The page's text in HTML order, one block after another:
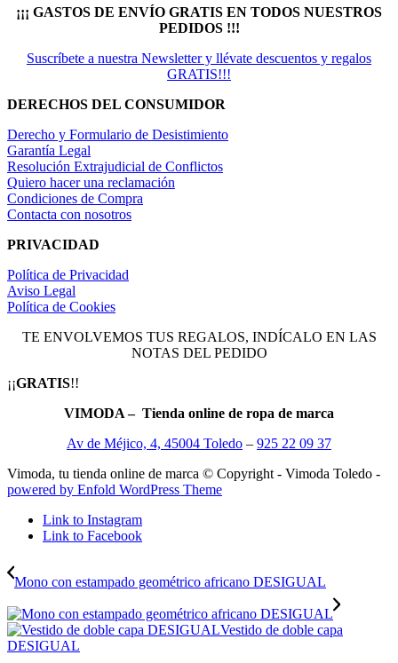
¡¡¡ GASTOS DE ENVÍO GRATIS EN TODOS NUESTROS
PEDIDOS !!!
Suscríbete a nuestra Newsletter y llévate descuentos y regalos
GRATIS!!!
DERECHOS DEL CONSUMIDOR
Derecho y Formulario de Desistimiento
Garantía Legal
Resolución Extrajudicial de Conflictos
Quiero hacer una reclamación
Condiciones de Compra
Contacta con nosotros
PRIVACIDAD
Política de Privacidad
Aviso Legal
Política de Cookies
TE ENVOLVEMOS TUS REGALOS, INDÍCALO EN LAS
NOTAS DEL PEDIDO
¡¡GRATIS!!
VIMODA – Tienda online de ropa de marca
Av de Méjico, 4, 45004 Toledo – 925 22 09 37
Vimoda, tu tienda online de marca © Copyright - Vimoda Toledo -
powered by Enfold WordPress Theme
Link to Instagram
Link to Facebook
Mono con estampado geométrico africano DESIGUAL
Vestido de doble capa
DESIGUAL